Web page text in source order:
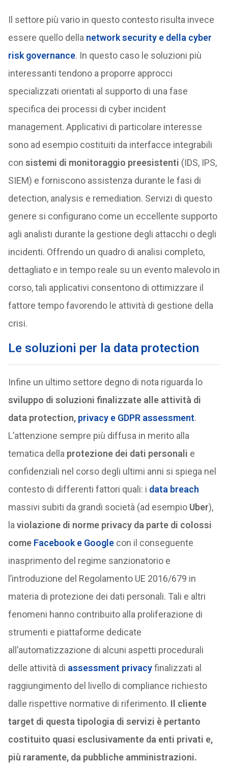
Il settore più vario in questo contesto risulta invece
essere quello della network security e della cyber
risk governance. In questo caso le soluzioni più
interessanti tendono a proporre approcci
specializzati orientati al supporto di una fase
specifica dei processi di cyber incident
management. Applicativi di particolare interesse
sono ad esempio costituiti da interfacce integrabili
con sistemi di monitoraggio preesistenti (IDS, IPS,
SIEM) e forniscono assistenza durante le fasi di
detection, analysis e remediation. Servizi di questo
genere si configurano come un eccellente supporto
agli analisti durante la gestione degli attacchi o degli
incidenti. Offrendo un quadro di analisi completo,
dettagliato e in tempo reale su un evento malevolo in
corso, tali applicativi consentono di ottimizzare il
fattore tempo favorendo le attività di gestione della
crisi.
Le soluzioni per la data protection
Infine un ultimo settore degno di nota riguarda lo
sviluppo di soluzioni finalizzate alle attività di
data protection, privacy e GDPR assessment.
L’attenzione sempre più diffusa in merito alla
tematica della protezione dei dati personali e
confidenziali nel corso degli ultimi anni si spiega nel
contesto di differenti fattori quali: i data breach
massivi subiti da grandi società (ad esempio Uber),
la violazione di norme privacy da parte di colossi
come Facebook e Googlecon il conseguente
inasprimento del regime sanzionatorio e
l’introduzione del Regolamento UE 2016/679 in
materia di protezione dei dati personali. Tali e altri
fenomeni hanno contribuito alla proliferazione di
strumenti e piattaforme dedicate
all’automatizzazione di alcuni aspetti procedurali
delle attività di assessment privacyfinalizzati al
raggiungimento del livello di compliance richiesto
dalle rispettive normative di riferimento. Il cliente
target di questa tipologia di servizi è pertanto
costituito quasi esclusivamente da enti privati e,
più raramente, da pubbliche amministrazioni.